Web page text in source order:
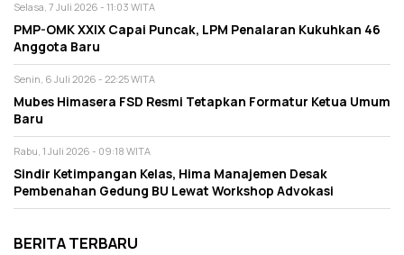
Selasa, 7 Juli 2026 - 11:03 WITA
PMP-OMK XXIX Capai Puncak, LPM Penalaran Kukuhkan 46
Anggota Baru
Senin, 6 Juli 2026 - 22:25 WITA
Mubes Himasera FSD Resmi Tetapkan Formatur Ketua Umum
Baru
Rabu, 1 Juli 2026 - 09:18 WITA
Sindir Ketimpangan Kelas, Hima Manajemen Desak
Pembenahan Gedung BU Lewat Workshop Advokasi
BERITA TERBARU